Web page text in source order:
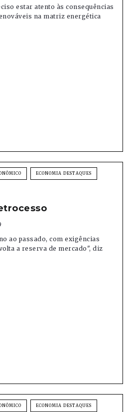
estar atento às consequências
na matriz energética
ECONOMIA DESTAQUES
ao passado, com exigências
a reserva de mercado", diz
ECONOMIA DESTAQUES